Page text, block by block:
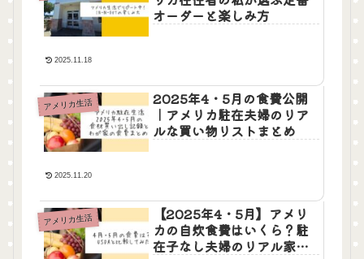
オーダーと楽しみ方
2025.11.18
アメリカ生活
2025年4・5月の食費公開
｜アメリカ駐在夫婦のリア
ルな買い物リストまとめ
2025.11.20
アメリカ生活
【2025年4・5月】アメリ
カの自炊食費はいくら？駐
在子なし夫婦のリアル家計